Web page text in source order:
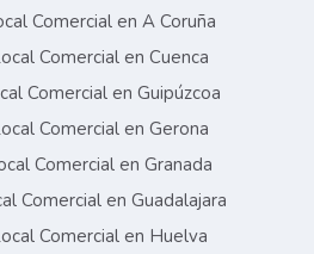
Comercial en A Coruña
Comercial en Cuenca
Comercial en Guipúzcoa
Comercial en Gerona
Comercial en Granada
Comercial en Guadalajara
Comercial en Huelva